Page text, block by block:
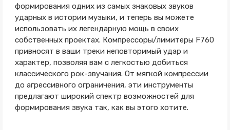
формирования одних из самых знаковых звуков
ударных в истории музыки, и теперь вы можете
использовать их легендарную мощь в своих
собственных проектах. Компрессоры/лимитеры F760
привносят в ваши треки неповторимый удар и
характер, позволяя вам с легкостью добиться
классического рок-звучания. От мягкой компрессии
до агрессивного ограничения, эти инструменты
предлагают широкий спектр возможностей для
формирования звука так, как вы этого хотите.